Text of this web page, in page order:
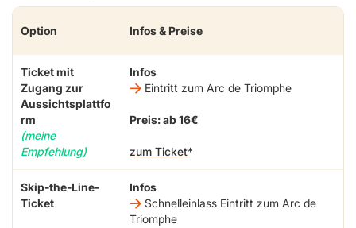
Option Infos & Preise
Ticket mit
Zugang zur
Aussichtsplattfo
rm
(meine
Empfehlung)
Infos
Eintritt zum Arc de Triomphe
Preis: ab 16€
zum Ticket
Skip-the-Line-
Ticket
Infos
Schnelleinlass Eintritt zum Arc de
Triomphe